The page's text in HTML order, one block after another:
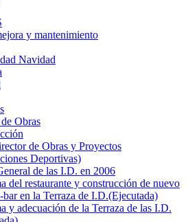
y mantenimiento
Navidad
Obras
de Obras y Proyectos
Deportivas)
de las I.D. en 2006
del restaurante y construcción de nuevo
en la Terraza de I.D.(Ejecutada)
y adecuación de la Terraza de las I.D.